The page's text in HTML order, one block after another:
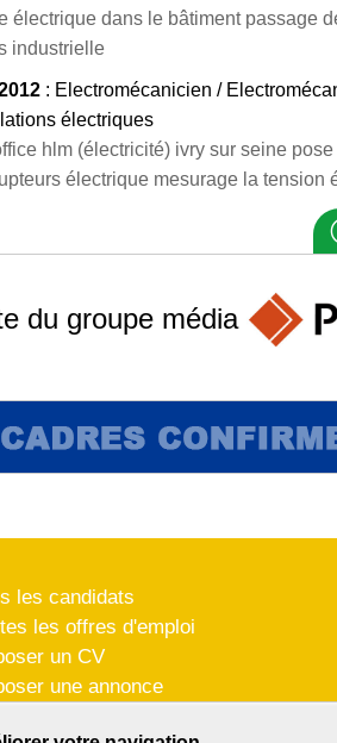
électrique dans le bâtiment passage
industrielle
: Electromécanicien /
électriques
hlm (électricité) ivry sur seine
électrique mesurage la tension
du groupe média
les candidats
les offres d'emploi
un CV
une annonce